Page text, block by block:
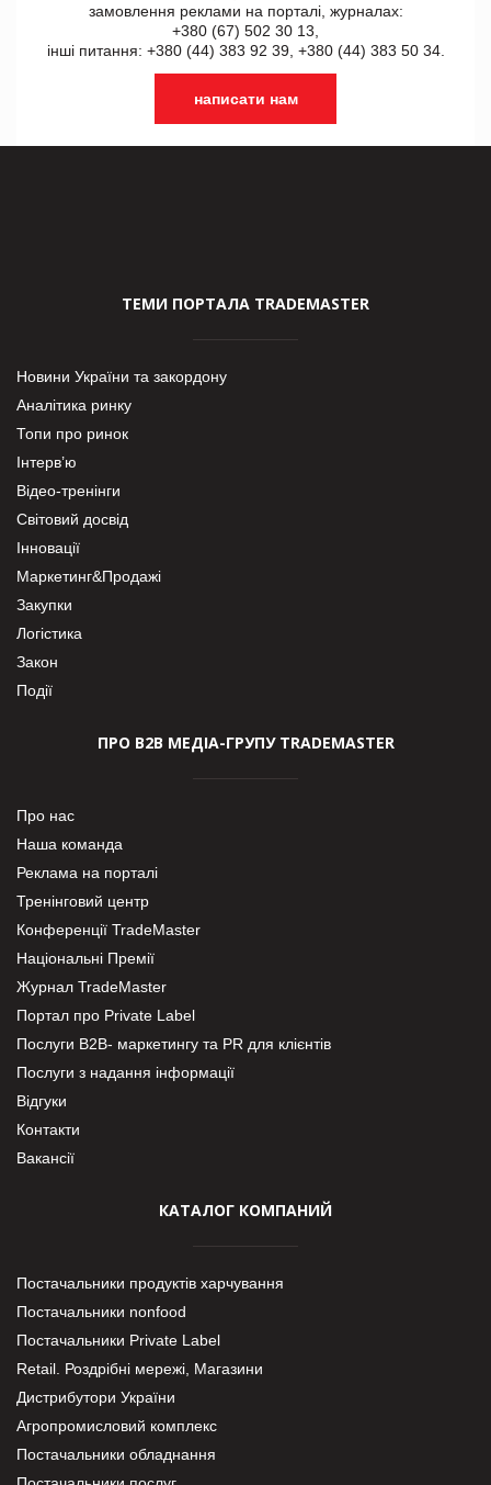
замовлення реклами на порталі, журналах:
+380 (67) 502 30 13,
інші питання: +380 (44) 383 92 39, +380 (44) 383 50 34.
написати нам
ТЕМИ ПОРТАЛА TRADEMASTER
Новини України та закордону
Аналітика ринку
Топи про ринок
Інтерв’ю
Відео-тренінги
Світовий досвід
Інновації
Маркетинг&Продажі
Закупки
Логістика
Закон
Події
ПРО В2В МЕДІА-ГРУПУ TRADEMASTER
Про нас
Наша команда
Реклама на порталі
Тренінговий центр
Конференції TradeMaster
Національні Премії
Журнал TradeMaster
Портал про Private Label
Послуги В2В- маркетингу та PR для клієнтів
Послуги з надання інформації
Відгуки
Контакти
Вакансії
КАТАЛОГ КОМПАНИЙ
Постачальники продуктів харчування
Постачальники nonfood
Постачальники Private Label
Retail. Роздрібні мережі, Магазини
Дистрибутори України
Агропромисловий комплекс
Постачальники обладнання